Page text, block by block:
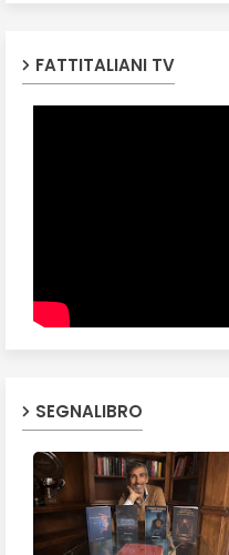
FATTITALIANI TV
SEGNALIBRO